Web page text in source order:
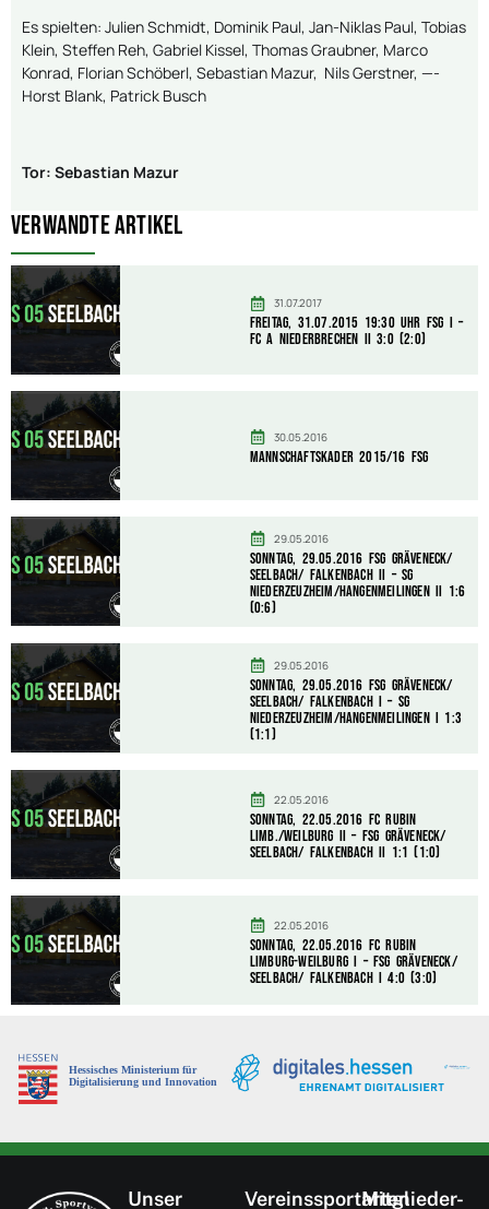
Es spielten: Julien Schmidt, Dominik Paul, Jan-Niklas Paul, Tobias
Klein, Steffen Reh, Gabriel Kissel, Thomas Graubner, Marco
Konrad, Florian Schöberl, Sebastian Mazur, Nils Gerstner, —-
Horst Blank, Patrick Busch
Tor: Sebastian Mazur
Verwandte Artikel
31.07.2017
Freitag, 31.07.2015 19:30 Uhr FSG I –
FC A Niederbrechen II 3:0 (2:0)
30.05.2016
Mannschaftskader 2015/16 FSG
29.05.2016
Sonntag, 29.05.2016 FSG Gräveneck/
Seelbach/ Falkenbach II – SG
Niederzeuzheim/Hangenmeilingen II 1:6
(0:6)
29.05.2016
Sonntag, 29.05.2016 FSG Gräveneck/
Seelbach/ Falkenbach I – SG
Niederzeuzheim/Hangenmeilingen I 1:3
(1:1)
22.05.2016
Sonntag, 22.05.2016 FC Rubin
Limb./Weilburg II – FSG Gräveneck/
Seelbach/ Falkenbach II 1:1 (1:0)
22.05.2016
Sonntag, 22.05.2016 FC Rubin
Limburg-Weilburg I – FSG Gräveneck/
Seelbach/ Falkenbach I 4:0 (3:0)
Unser VereinssportartenMitglieder-